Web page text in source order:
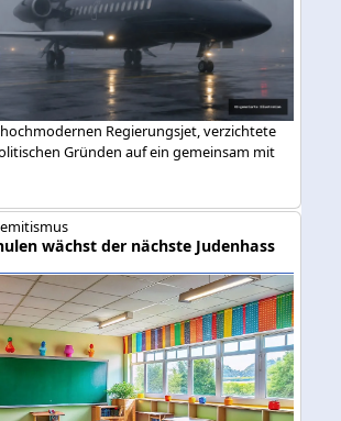
Regierungsjet, verzichtete
Gründen auf ein gemeinsam mit
wächst der nächste Judenhass